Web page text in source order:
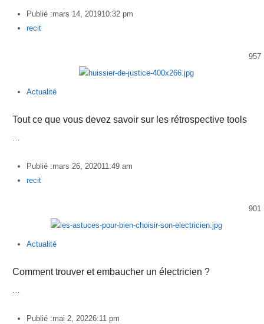
Publié :mars 14, 201910:32 pm
Author
recit
957
Actualité
Tout ce que vous devez savoir sur les rétrospective tools
…
Publié :mars 26, 202011:49 am
Author
recit
901
Actualité
Comment trouver et embaucher un électricien ?
…
Publié :mai 2, 20226:11 pm